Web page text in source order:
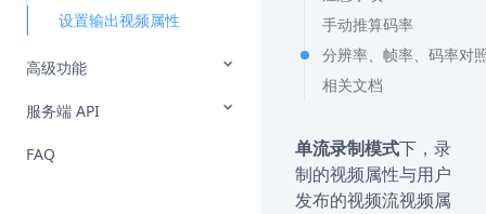
设置输出视频属性
高级功能
服务端 API
FAQ
手动推算码率
分辨率、帧率、码率对
相关文档
单流录制模式下，录
制的视频属性与用户
发布的视频流视频属